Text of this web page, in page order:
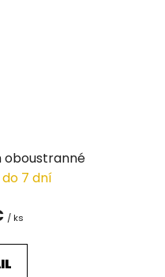
oboustranné
7 dní
/ ks